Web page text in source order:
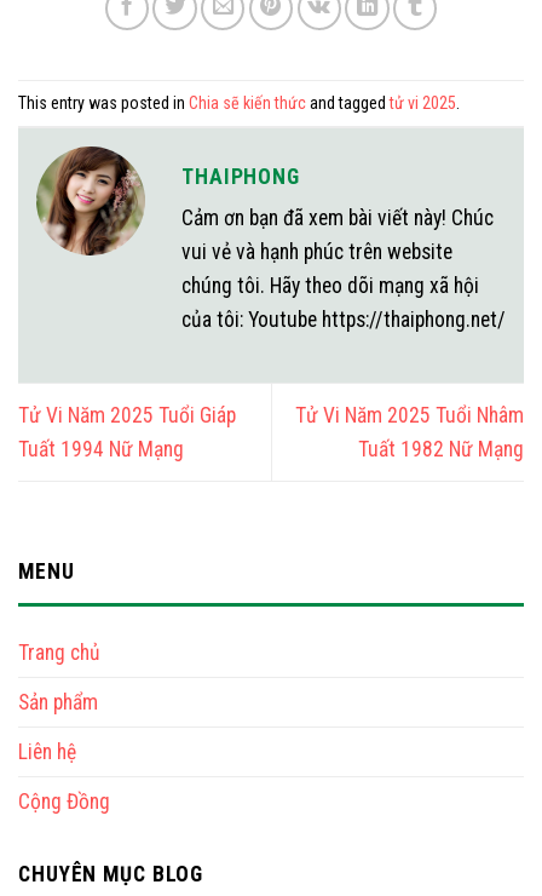
This entry was posted in Chia sẽ kiến thứcand taggedtử vi 2025
THAIPHONG
Cảm ơn bạn đã xem bài viết này! Chúc
vui vẻ và hạnh phúc trên website
chúng tôi. Hãy theo dõi mạng xã hội
của tôi: Youtube https://thaiphong.net/
Tử Vi Năm 2025 Tuổi Giáp
Tuất 1994 Nữ Mạng
Tử Vi Năm 2025 Tuổi Nhâm
Tuất 1982 Nữ Mạng
MENU
Trang chủ
Sản phẩm
Liên hệ
Cộng Đồng
CHUYÊN MỤC BLOG